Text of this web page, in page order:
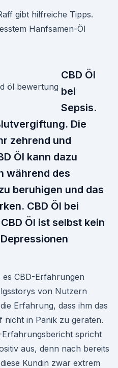
gibt hilfreiche Tipps.
Hanfsamen-Öl
CBD Öl
bei
Sepsis.
Die
zehrend und
Öl kann dazu
während des
beruhigen und das
CBD Öl bei
Öl ist selbst kein
es CBD-Erfahrungen
von Nutzern
Erfahrung, dass ihm das
nicht in Panik zu geraten.
Erfahrungsbericht spricht
aus, denn nach bereits
Kundin zwar extrem